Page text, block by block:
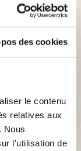
des cookies
le contenu
relatives aux
Nous
l'utilisation de
le premier
fut un zèbre
français